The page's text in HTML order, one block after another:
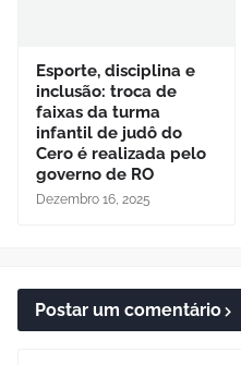
Esporte, disciplina e
inclusão: troca de
faixas da turma
infantil de judô do
Cero é realizada pelo
governo de RO
Dezembro 16, 2025
Postar um comentário